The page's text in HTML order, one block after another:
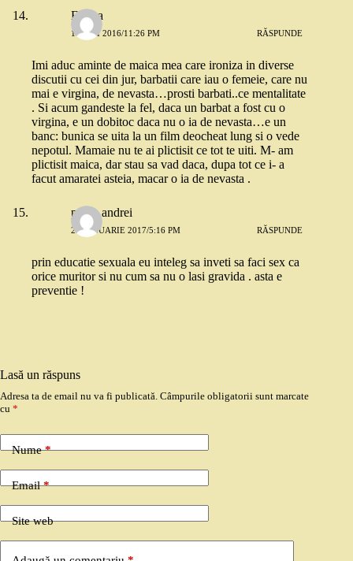
Emma
17 MAI 2016/11:26 PM RĂSPUNDE
Imi aduc aminte de maica mea care ironiza in diverse
discutii cu cei din jur, barbatii care iau o femeie, care nu
mai e virgina, de nevasta…prosti barbati..ce mentalitate
. Si acum gandeste la fel, daca un barbat a fost cu o
virgina, e un dobitoc daca nu o ia de nevasta…e un
banc: bunica se uita la un film deocheat lung si o vede
nepotul. Mamaie nu te ai plictisit ce tot te uiti. M- am
plictisit maica, dar stau sa vad daca, dupa tot ce i- a
facut amaratei asteia, macar o ia de nevasta .
preda andrei
22 IANUARIE 2017/5:16 PM RĂSPUNDE
prin educatie sexuala eu inteleg sa inveti sa faci sex ca
orice muritor si nu cum sa nu o lasi gravida . asta e
preventie !
Lasă un răspuns
Adresa ta de email nu va fi publicată. Câmpurile obligatorii sunt marcate
cu *
Nume*
Email*
Site web